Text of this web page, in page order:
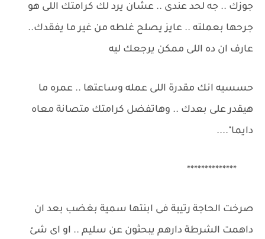
جوزك .. جه لحد عندى .. عشان يرد لك كرامتك اللى هو
جرحها بعملته .. عايز يصلح غلطه من غير ما يفقدك..
عارف ان ده اللى ممكن يرجعك ليه
حسسيه انك مقدرة اللى عمله وساعتها .. عمره ما
هيقدر على بعدك .. وهاتفضل كرامتك متصانة معاه
دايما"....
**************
صرخت الحاجة رتيبة فى ابنتها سمية بغضب بعد ان
داهمت الشرطة دارهم يبحثون عن سليم .. او اى شئ